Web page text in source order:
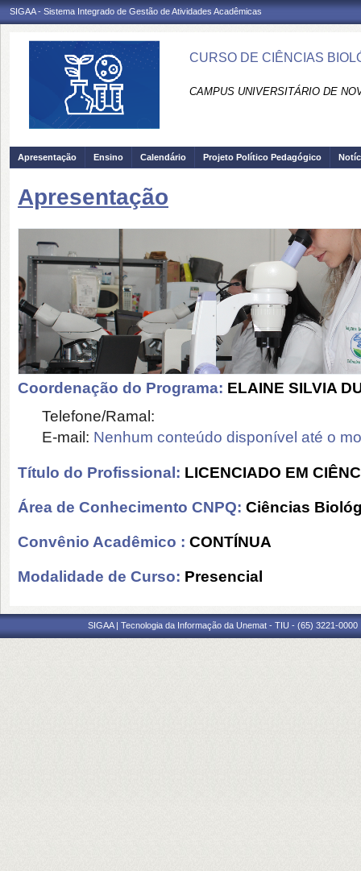
SIGAA - Sistema Integrado de Gestão de Atividades Acadêmicas
CURSO DE CIÊNCIAS
CAMPUS UNIVERSITÁRIO DE
Apresentação Ensino Calendário Projeto Político Pedagógico
Apresentação
Coordenação do Programa: ELAINE SILVIA
Telefone/Ramal:
E-mail: Nenhum conteúdo disponível até o
Título do Profissional: LICENCIADO EM
Área de Conhecimento CNPQ: Ciências
Convênio Acadêmico : CONTÍNUA
Modalidade de Curso: Presencial
SIGAA | Tecnologia da Informação da Unemat - TIU - (65) 3221-